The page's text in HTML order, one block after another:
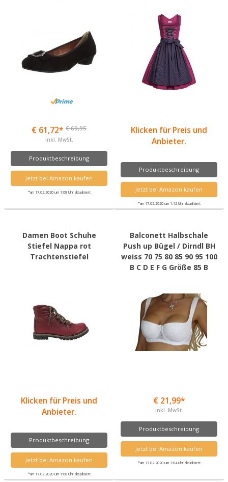
€ 61,72* € 69,95
inkl. MwSt.
Produktbeschreibung
Jetzt bei Amazon kaufen
*am 17.02.2020 um 1:08 Uhr aktualisiert
Klicken für Preis und
Anbieter.
Produktbeschreibung
Jetzt bei Amazon kaufen
*am 17.02.2020 um 1:12 Uhr aktualisiert
Damen Boot Schuhe
Stiefel Nappa rot
Trachtenstiefel
Klicken für Preis und
Anbieter.
Produktbeschreibung
Jetzt bei Amazon kaufen
*am 17.02.2020 um 1:08 Uhr aktualisiert
Balconett Halbschale
Push up Bügel / Dirndl BH
weiss 70 75 80 85 90 95 100
B C D E F G Größe 85 B
€ 21,99*
inkl. MwSt.
Produktbeschreibung
Jetzt bei Amazon kaufen
*am 17.02.2020 um 1:04 Uhr aktualisiert